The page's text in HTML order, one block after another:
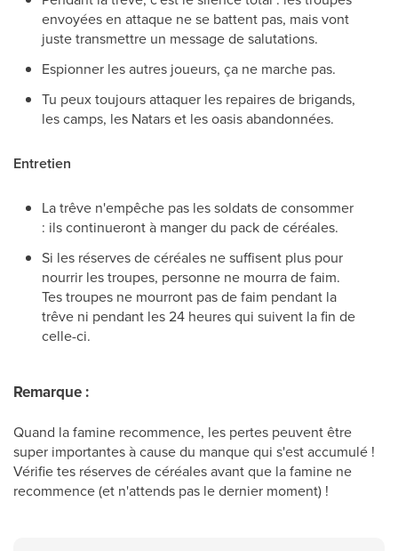
envoyées en attaque ne se battent pas, mais vont
juste transmettre un message de salutations.
Espionner les autres joueurs, ça ne marche pas.
Tu peux toujours attaquer les repaires de brigands,
les camps, les Natars et les oasis abandonnées.
Entretien
La trêve n'empêche pas les soldats de consommer
: ils continueront à manger du pack de céréales.
Si les réserves de céréales ne suffisent plus pour
nourrir les troupes, personne ne mourra de faim.
Tes troupes ne mourront pas de faim pendant la
trêve ni pendant les 24 heures qui suivent la fin de
celle-ci.
Remarque :
Quand la famine recommence, les pertes peuvent être
super importantes à cause du manque qui s'est accumulé !
Vérifie tes réserves de céréales avant que la famine ne
recommence (et n'attends pas le dernier moment) !